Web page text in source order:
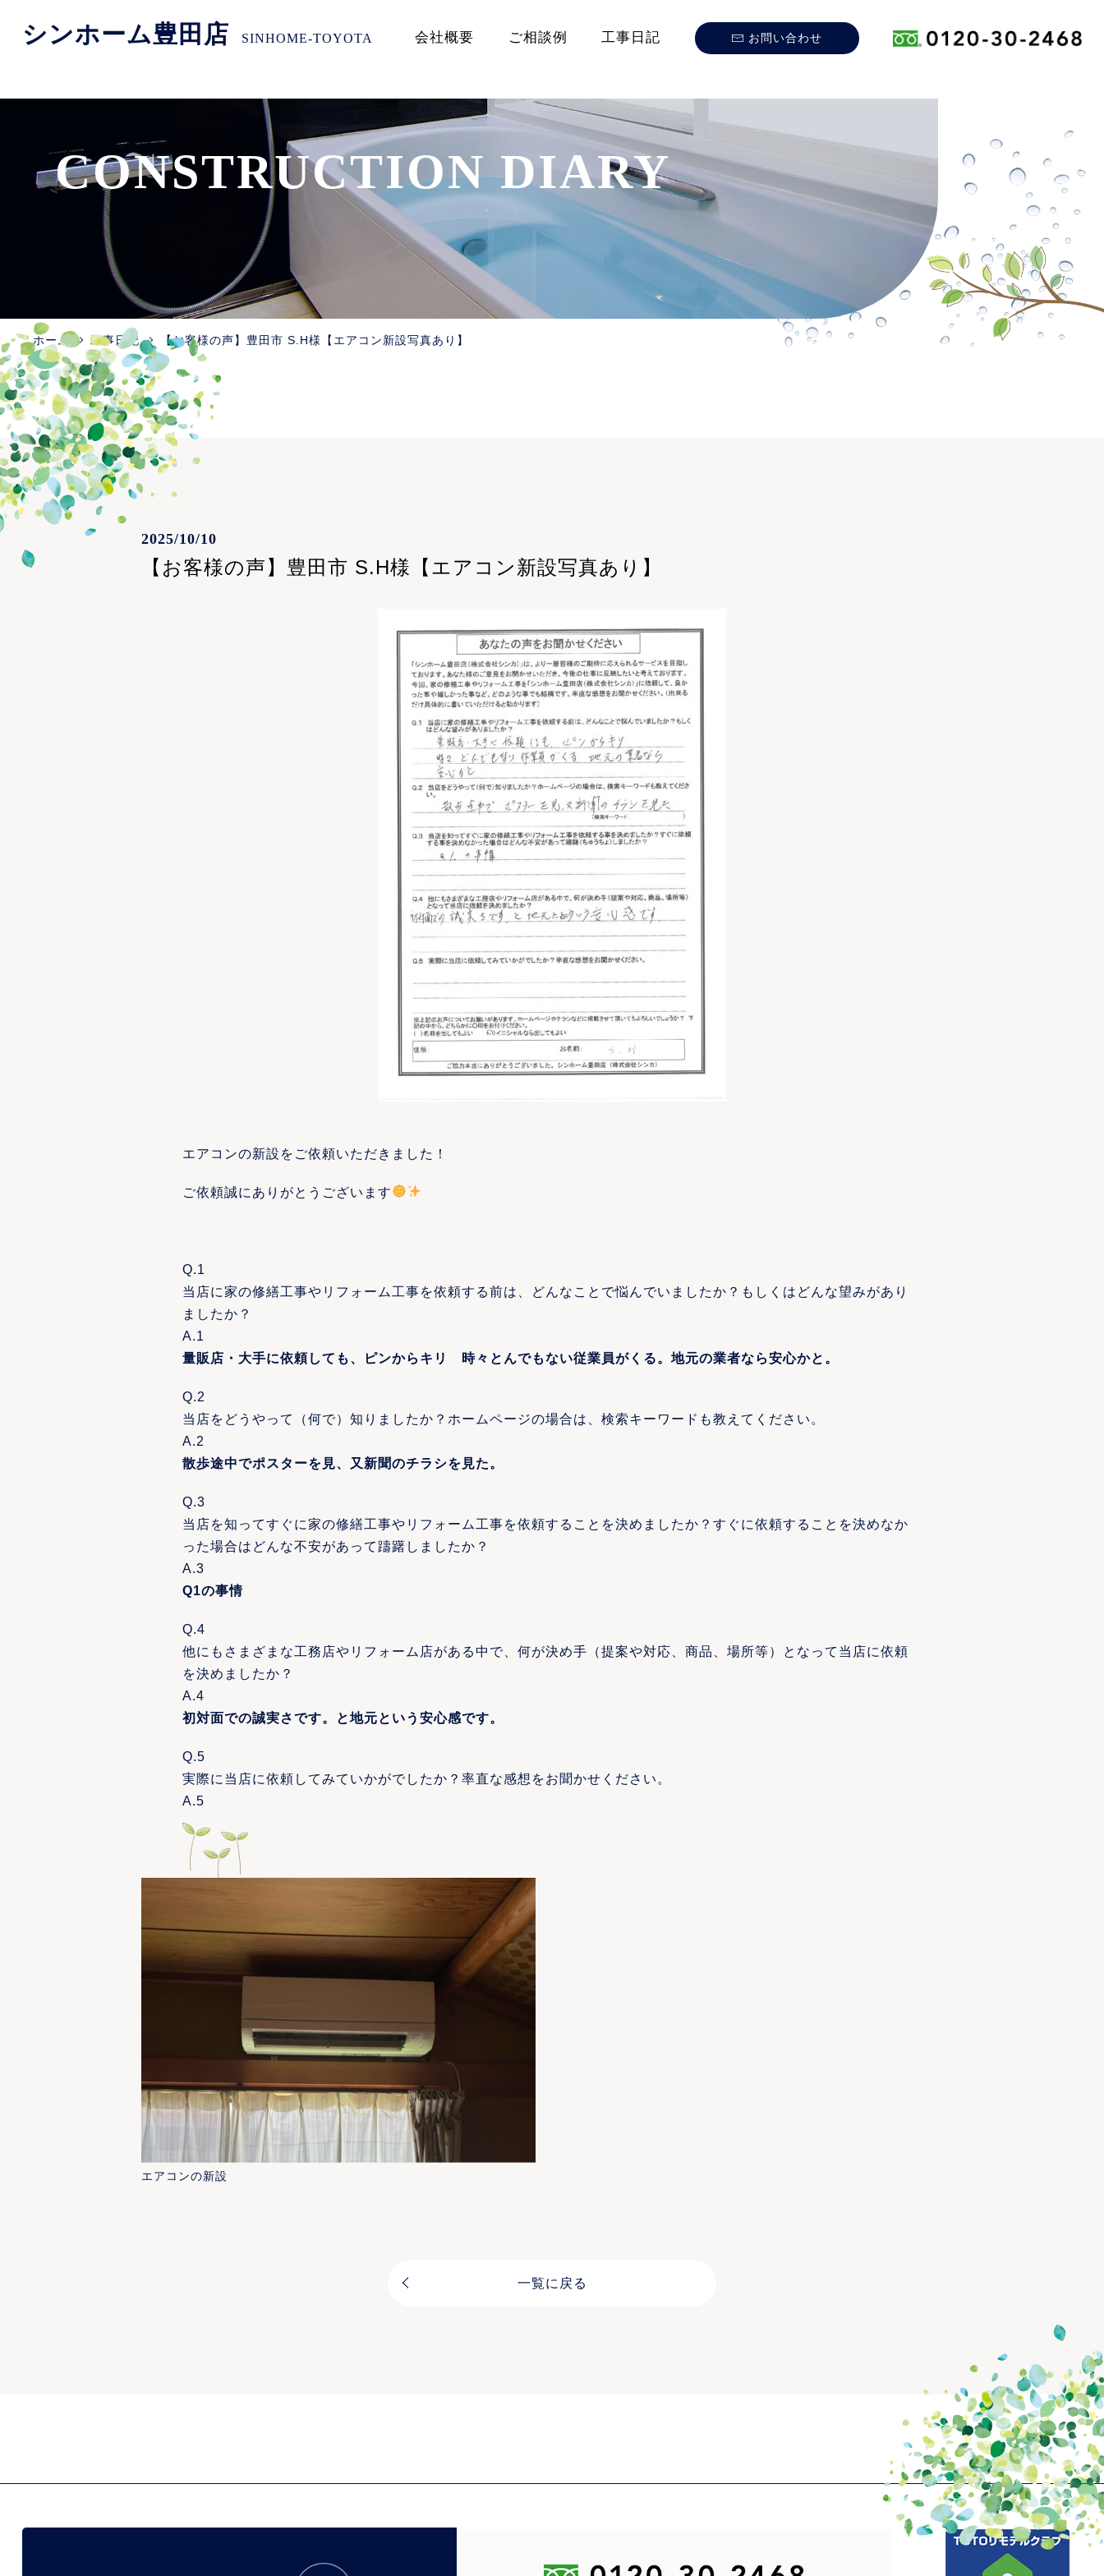
シンホーム豊田店 SINHOME-TOYOTA 会社概要 ご相談例 工事日記 お問い合わせ
CONSTRUCTIONDIARY
ホーム 工事日記 【お客様の声】豊田市 S.H様【エアコン新設写真あり】
2025/10/10
【お客様の声】豊田市 S.H様【エアコン新設写真あり】
エアコンの新設をご依頼いただきました！
ご依頼誠にありがとうございます
Q.1
当店に家の修繕工事やリフォーム工事を依頼する前は、どんなことで悩んでいましたか？もしくはどんな望みがあり
ましたか？
A.1
量販店・大手に依頼しても、ピンからキリ 時々とんでもない従業員がくる。地元の業者なら安心かと。
Q.2
当店をどうやって（何で）知りましたか？ホームページの場合は、検索キーワードも教えてください。
A.2
散歩途中でポスターを見、又新聞のチラシを見た。
Q.3
当店を知ってすぐに家の修繕工事やリフォーム工事を依頼することを決めましたか？すぐに依頼することを決めなか
った場合はどんな不安があって躊躇しましたか？
A.3
Q1の事情
Q.4
他にもさまざまな工務店やリフォーム店がある中で、何が決め手（提案や対応、商品、場所等）となって当店に依頼
を決めましたか？
A.4
初対面での誠実さです。と地元という安心感です。
Q.5
実際に当店に依頼してみていかがでしたか？率直な感想をお聞かせください。
A.5
エアコンの新設
一覧に戻る